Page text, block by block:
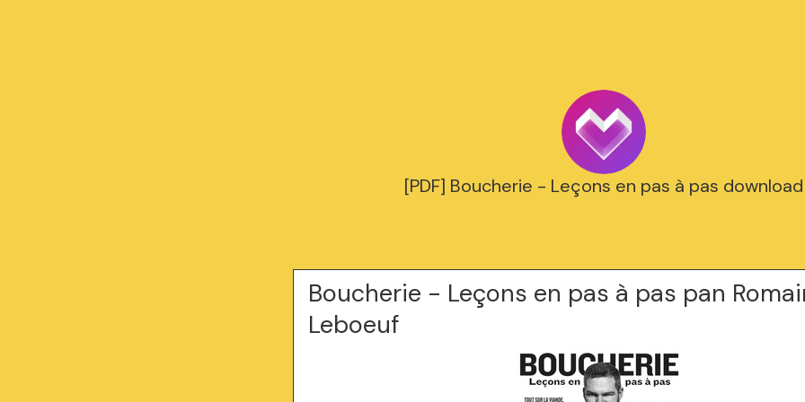
[PDF] Boucherie - Leçons en pas à pas download
Boucherie - Leçons en pas à pas pan
Leboeuf